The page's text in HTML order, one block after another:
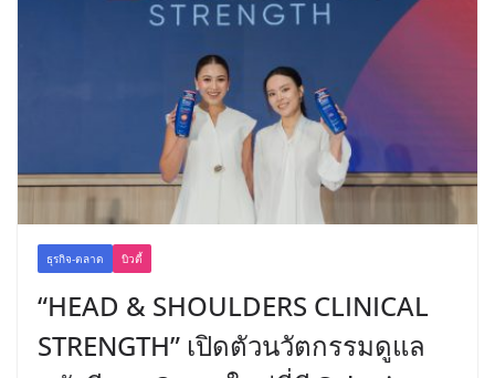
ธุรกิจ-ตลาด บิวตี้
“HEAD & SHOULDERS CLINICAL
STRENGTH” เปิดตัวนวัตกรรมดูแล